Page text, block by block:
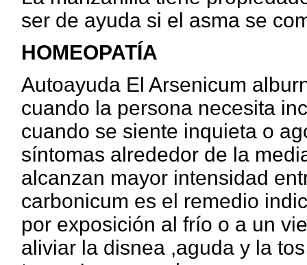
ser de ayuda si el asma se
HOMEOPATÍA
Autoayuda El Arsenicum
cuando la persona necesita
cuando se siente inquieta o
síntomas alrededor de la
alcanzan mayor intensidad
carbonicum es el remedio
por exposición al frío o a un
aliviar la disnea ,aguda y la